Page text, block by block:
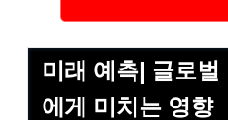
미래 예측| 글로벌
에게 미치는 영향